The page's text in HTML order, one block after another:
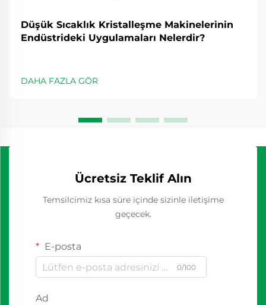
Düşük Sıcaklık Kristalleşme Makinelerinin
Endüstrideki Uygulamaları Nelerdir?
DAHA FAZLA GÖR
Ücretsiz Teklif Alın
Temsilcimiz kısa süre içinde sizinle iletişime
geçecek.
E-posta
0/100
Ad